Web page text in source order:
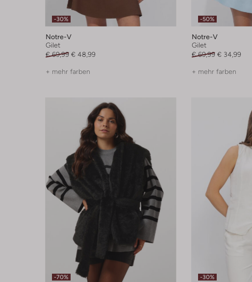
-30%
Notre-V
Gilet
€ 69,99 € 48,99
+ mehr farben
-50%
Notre-V
Gilet
€ 69,99 € 34,99
+ mehr farben
-70% -30%